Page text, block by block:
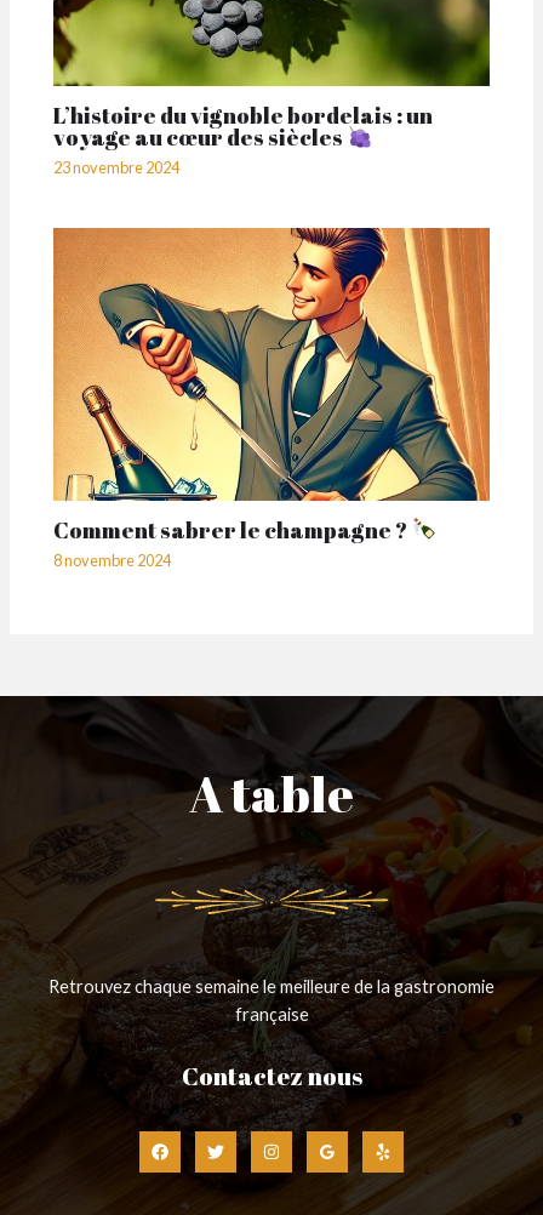
L’histoire du vignoble bordelais : un
voyage au cœur des siècles
23 novembre 2024
Comment sabrer le champagne ?
8 novembre 2024
A table
Retrouvez chaque semaine le meilleure de la gastronomie
française
Contactez nous